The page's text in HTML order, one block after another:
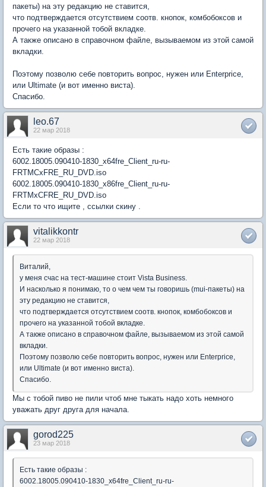
пакеты) на эту редакцию не ставится,
что подтверждается отсутствием соотв. кнопок, комбобоксов и
прочего на указанной тобой вкладке.
А также описано в справочном файле, вызываемом из этой самой
вкладки.
Поэтому позволю себе повторить вопрос, нужен или Enterprice,
или Ultimate (и вот именно виста).
Спасибо.
leo.67
22 мар 2018
Есть такие образы :
6002.18005.090410-1830_x64fre_Client_ru-ru-
FRTMCxFRE_RU_DVD.iso
6002.18005.090410-1830_x86fre_Client_ru-ru-
FRTMxCFRE_RU_DVD.iso
Если то что ищите , ссылки скину .
vitalikkontr
22 мар 2018
Виталий,
у меня счас на тест-машине стоит Vista Business.
И насколько я понимаю, то о чем чем ты говоришь (mui-пакеты) на
эту редакцию не ставится,
что подтверждается отсутствием соотв. кнопок, комбобоксов и
прочего на указанной тобой вкладке.
А также описано в справочном файле, вызываемом из этой самой
вкладки.
Поэтому позволю себе повторить вопрос, нужен или Enterprice,
или Ultimate (и вот именно виста).
Спасибо.
Мы с тобой пиво не пили чтоб мне тыкать надо хоть немного
уважать друг друга для начала.
gorod225
23 мар 2018
Есть такие образы :
6002.18005.090410-1830_x64fre_Client_ru-ru-